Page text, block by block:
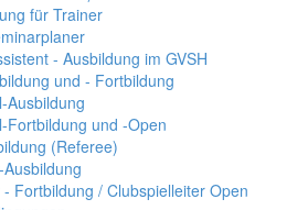
für Trainer
- Ausbildung im GVSH
und - Fortbildung
Ausbildung
Fortbildung und -Open
(Referee)
Fortbildung / Clubspielleiter Open